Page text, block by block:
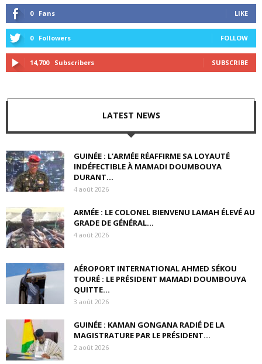
0 Fans LIKE
0 Followers FOLLOW
14,700 Subscribers SUBSCRIBE
LATEST NEWS
GUINÉE : L’ARMÉE RÉAFFIRME SA LOYAUTÉ
INDÉFECTIBLE À MAMADI DOUMBOUYA
DURANT...
4 août 2026
ARMÉE : LE COLONEL BIENVENU LAMAH ÉLEVÉ AU
GRADE DE GÉNÉRAL...
4 août 2026
AÉROPORT INTERNATIONAL AHMED SÉKOU
TOURÉ : LE PRÉSIDENT MAMADI DOUMBOUYA
QUITTE...
3 août 2026
GUINÉE : KAMAN GONGANA RADIÉ DE LA
MAGISTRATURE PAR LE PRÉSIDENT...
2 août 2026